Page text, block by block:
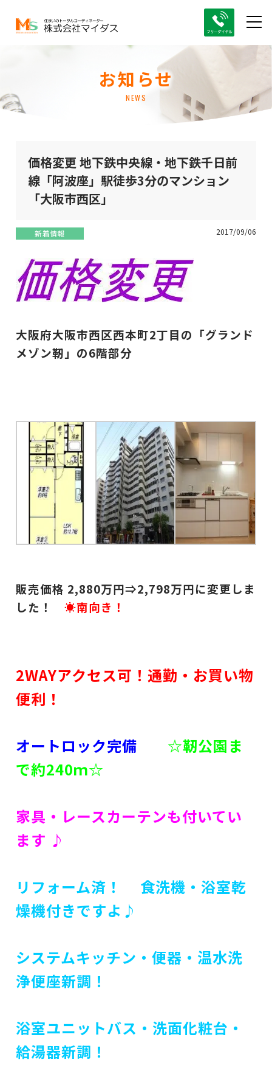
お知らせ
NEWS
価格変更 地下鉄中央線・地下鉄千日前
線「阿波座」駅徒歩3分のマンション
「大阪市西区」
新着情報 2017/09/06
大阪府大阪市西区西本町2丁目の「グランド
メゾン靭」の6階部分
販売価格 2,880万円⇒2,798万円に変更しま
した！
☀南向き！
2WAYアクセス可！通勤・お買い物
便利！
オートロック完備 ☆靭公園ま
で約240ｍ☆
家具・レースカーテンも付いてい
ます ♪
リフォーム済！ 食洗機・浴室乾
燥機付きですよ♪
システムキッチン・便器・温水洗
浄便座新調！
浴室ユニットバス・洗面化粧台・
給湯器新調！